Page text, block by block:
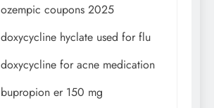
ozempic coupons 2025
doxycycline hyclate used for flu
doxycycline for acne medication
bupropion er 150 mg